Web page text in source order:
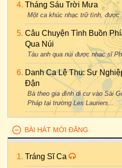
Tháng Sáu Trời Mưa
Một ca khúc nhạc trữ tình, được
Câu Chuyện Tình Buồn
Qua Núi
Tàu anh qua núi được nhạc sĩ
Danh Ca Lệ Thu: Sự
Đận
Bà theo gia đình di cư vào Sài
Pháp tại trường Les Lauriers...
BÀI HÁT MỚI ĐĂNG
Tráng Sĩ Ca